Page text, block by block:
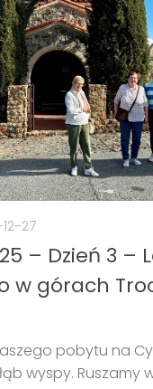
27
– Dzień 3 –
w górach
pobytu na
wyspy. Ruszamy